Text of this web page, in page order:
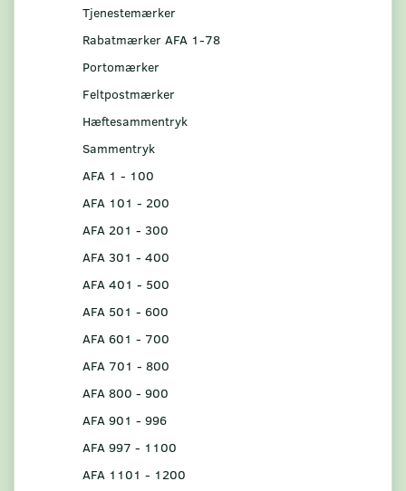
Tjenestemærker
Rabatmærker AFA 1-78
Portomærker
Feltpostmærker
Hæftesammentryk
Sammentryk
AFA 1 - 100
AFA 101 - 200
AFA 201 - 300
AFA 301 - 400
AFA 401 - 500
AFA 501 - 600
AFA 601 - 700
AFA 701 - 800
AFA 800 - 900
AFA 901 - 996
AFA 997 - 1100
AFA 1101 - 1200